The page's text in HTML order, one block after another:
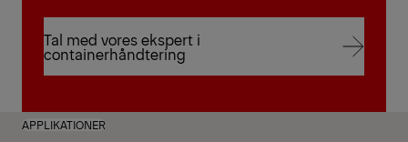
Tal med vores ekspert i
containerhåndtering
containerhåndtering
APPLIKATIONER